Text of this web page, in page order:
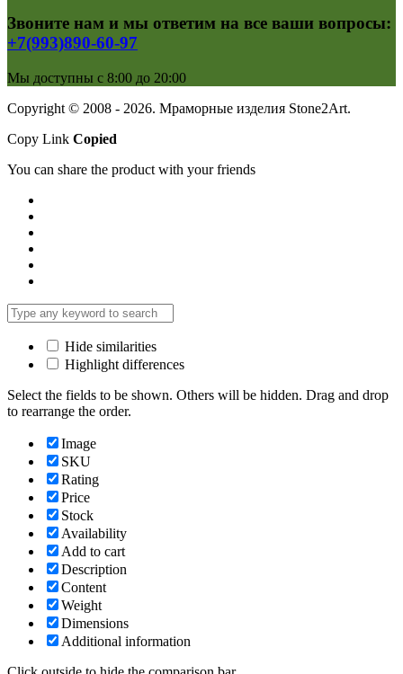
Звоните нам и мы ответим на все ваши вопросы:
+7(993)890-60-97
Мы доступны с 8:00 до 20:00
Copyright © 2008 - 2026. Мраморные изделия Stone2Art.
Copy Link Copied
You can share the product with your friends
Hide similarities
Highlight differences
Select the fields to be shown. Others will be hidden. Drag and drop
to rearrange the order.
Image
SKU
Rating
Price
Stock
Availability
Add to cart
Description
Content
Weight
Dimensions
Additional information